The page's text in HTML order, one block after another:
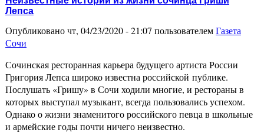
Лепса
Опубликовано чт, 04/23/2020 - 21:07 пользователемГазета
Сочи
Сочинская ресторанная карьера будущего артиста России
Григория Лепса широко известна российской публике.
Послушать «Гришу» в Сочи ходили многие, и рестораны в
которых выступал музыкант, всегда пользовались успехом.
Однако о жизни знаменитого российского певца в школьные
и армейские годы почти ничего неизвестно.